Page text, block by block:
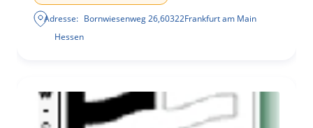
Adresse: Bornwiesenweg 26,60322Frankfurt am Main
Hessen